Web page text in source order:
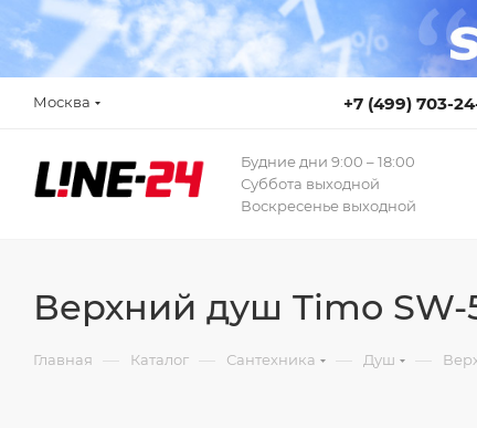
Москва +7 (499) 703-
Будние дни 9:00 – 18:00
Суббота выходной
Воскресенье выходной
Верхний душ Timo SW-
Главная — Каталог — Сантехника — Душ —